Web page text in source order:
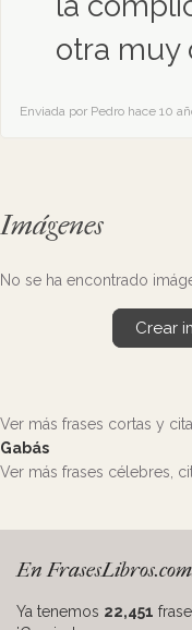
otra muy
Enviada por Pedro hace 10
Imágenes
No se ha encontrado
Crear
Ver más frases cortas y
Gabás
Ver más frases célebres,
En
Ya tenemos 22,451